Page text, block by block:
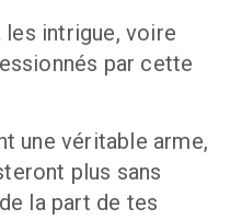
intrigue, voire
par cette
une véritable arme,
plus sans
la part de tes